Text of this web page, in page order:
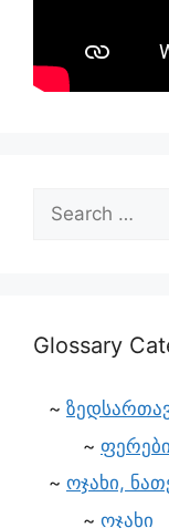
Glossary
ფერები
ოჯახი,
ოჯახი